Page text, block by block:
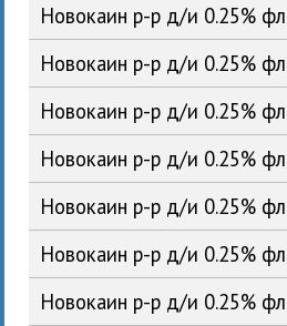
Новокаин р-р д/и 0.25%
Новокаин р-р д/и 0.25%
Новокаин р-р д/и 0.25%
Новокаин р-р д/и 0.25%
Новокаин р-р д/и 0.25%
Новокаин р-р д/и 0.25%
Новокаин р-р д/и 0.25%